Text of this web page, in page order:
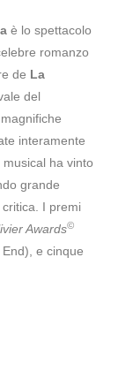
è lo spettacolo
romanzo
de La
del
interamente
ha vinto
grande
I premi
Awards©
e cinque